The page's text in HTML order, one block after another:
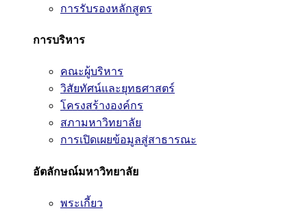
การรับรองหลักสูตร
การบริหาร
คณะผู้บริหาร
วิสัยทัศน์และยุทธศาสตร์
โครงสร้างองค์กร
สภามหาวิทยาลัย
การเปิดเผยข้อมูลสู่สาธารณะ
อัตลักษณ์มหาวิทยาลัย
พระเกี้ยว